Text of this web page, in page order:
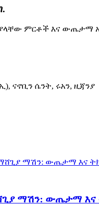
ምርቶች እና ውጤታማ
(ኢ), ናኖቢን ሴንት, ሩአን, ዚጃንያ
ማሽን: ውጤታማ እና